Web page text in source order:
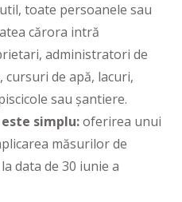
toate persoanele sau
cărora intră
administratori de
de apă, lacuri,
sau șantiere.
simplu:oferirea unui
măsurilor de
data de 30 iunie a